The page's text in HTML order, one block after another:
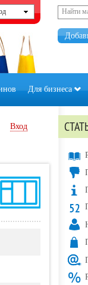
Для бизнеса
Вход